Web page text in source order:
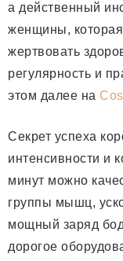
а действенный
женщины,
жертвовать
регулярность и
этом далее на
Секрет успеха
интенсивности и
минут можно
группы мышц,
мощный заряд
дорогое